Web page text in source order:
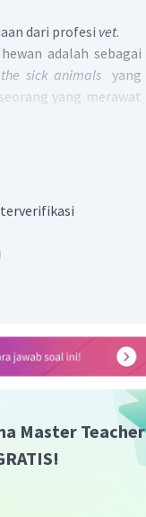
dari profesi vet.
adalah sebagai
sick animals yang
yang merawat
terverifikasi
Master Teacher